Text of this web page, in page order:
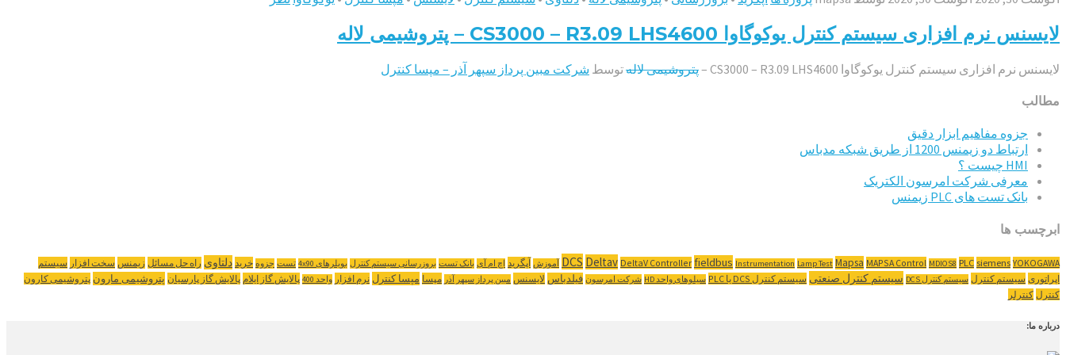
لایسنس نرم افزاری سیستم کنترل یوکوگاوا CS3000 – R3.09 LHS4600 – پتروشیمی لاله
لایسنس نرم افزاری سیستم کنترل یوکوگاوا CS3000 – R3.09 LHS4600 – پتروشیمی لالهتوسط شرکت مبین پرداز سپهر آذر – مپسا کنترل
مطالب
جزوه مفاهیم ابزار دقیق
ارتباط دو زیمنس 1200 از طریق شبکه مدباس
HMI چیست ؟
معرفی شرکت امرسون الکتریک
بانک تست های PLC زیمنس
ابرچسب ها
DCS Deltav DeltaV Controller fieldbus Instrumentation Lamp Test Mapsa MAPSA Control MDIOS8 PLC siemens YOKOGAWA آموزش آپگرید اچ ام آی بانک تست بروزرسانی سیستم کنترل بویلرهای 4x90 تست جزوه خرید دلتاوی راه حل مسائل زیمنس سخت افزار سیستم
اپراتوری سیستم کنترل سیستم کنترل DCS سیستم کنترل صنعتی سیستم کنترل ‌DCS یا PLC سیلوهای واحد HD شرکت امرسون فیلدباس لایسنس مبین پرداز سپهر آذر مپسا مپسا کنترل نرم افزار واحد 400 پالایش گاز ایلام پالایش گاز پارسیان پتروشیمی مارون پتروشیمی کارون
کنترل کنترلر
درباره ما: